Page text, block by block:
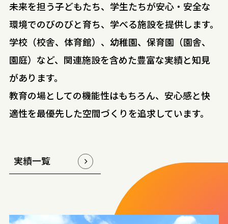
未来を担う子どもたち、学生たちが安心・安全な
環境でのびのびと育ち、学べる施設を提供します。
学校（校舎、体育館）、幼稚園、保育園（園舎、
園庭）など、関連施設を含めた豊富な実績と知見
があります。
教育の場としての機能性はもちろん、安心感と快
適性を最優先した空間づくりを追求しています。
実績一覧